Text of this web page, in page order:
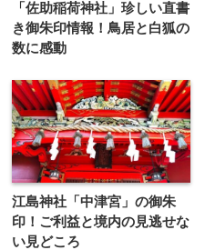
「佐助稲荷神社」珍しい直書
き御朱印情報！鳥居と白狐の
数に感動
江島神社「中津宮」の御朱
印！ご利益と境内の見逃せな
い見どころ